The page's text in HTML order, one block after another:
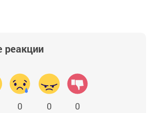
реакции
0 0 0